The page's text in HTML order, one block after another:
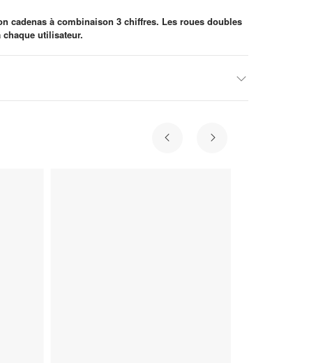
cadenas à combinaison 3 chiffres. Les roues doubles
utilisateur.